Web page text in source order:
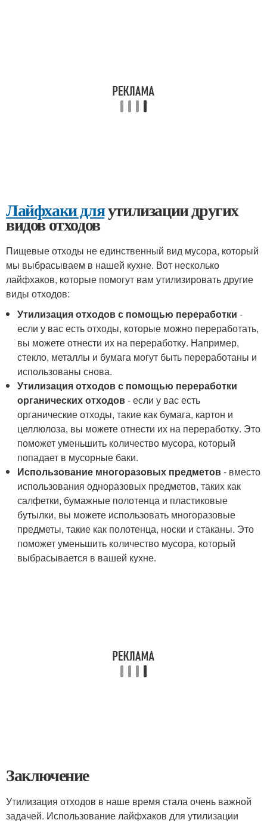
Лайфхаки дляутилизации других
видов отходов
Пищевые отходы не единственный вид мусора, который
мы выбрасываем в нашей кухне. Вот несколько
лайфхаков, которые помогут вам утилизировать другие
виды отходов:
Утилизация отходов с помощью переработки -
если у вас есть отходы, которые можно переработать,
вы можете отнести их на переработку. Например,
стекло, металлы и бумага могут быть переработаны и
использованы снова.
Утилизация отходов с помощью переработки
органических отходов- если у вас есть
органические отходы, такие как бумага, картон и
целлюлоза, вы можете отнести их на переработку. Это
поможет уменьшить количество мусора, который
попадает в мусорные баки.
Использование многоразовых предметов- вместо
использования одноразовых предметов, таких как
салфетки, бумажные полотенца и пластиковые
бутылки, вы можете использовать многоразовые
предметы, такие как полотенца, носки и стаканы. Это
поможет уменьшить количество мусора, который
выбрасывается в вашей кухне.
Заключение
Утилизация отходов в наше время стала очень важной
задачей. Использование лайфхаков для утилизации